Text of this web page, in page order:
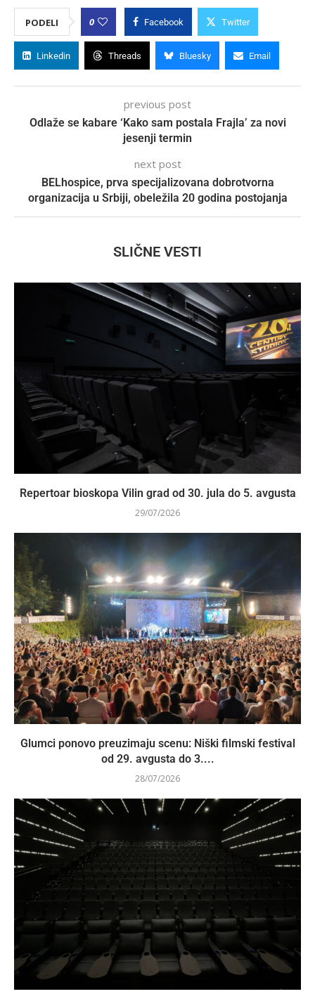
PODELI 0 Facebook Twitter
Linkedin Threads Bluesky Email
previous post
Odlaže se kabare ‘Kako sam postala Frajla’ za novi
jesenji termin
next post
BELhospice, prva specijalizovana dobrotvorna
organizacija u Srbiji, obeležila 20 godina postojanja
SLIČNE VESTI
Repertoar bioskopa Vilin grad od 30. jula do 5. avgusta
29/07/2026
Glumci ponovo preuzimaju scenu: Niški filmski festival
od 29. avgusta do 3....
28/07/2026